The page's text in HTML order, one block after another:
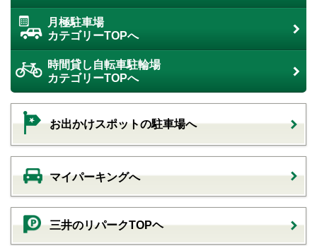
月極駐車場
カテゴリーTOPへ
時間貸し自転車駐輪場
カテゴリーTOPへ
お出かけスポットの駐車場へ
マイパーキングへ
三井のリパークTOPヘ